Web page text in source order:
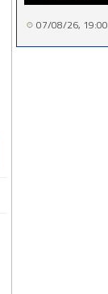
07/08/26, 19:00